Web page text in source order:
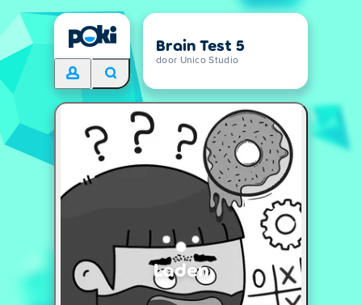
Brain Test 5
door Unico Studio
Laden